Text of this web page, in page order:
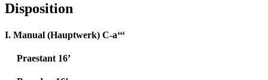
Disposition
I. Manual (Hauptwerk) C-a‘‘‘
Praestant 16’